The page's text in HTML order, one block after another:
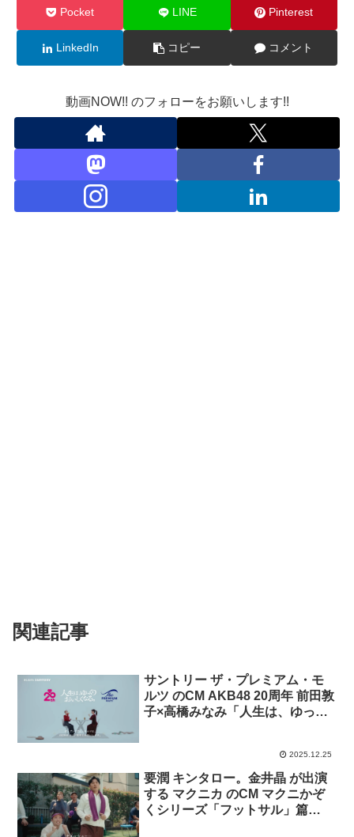
Pocket LINE Pinterest
LinkedIn コピー コメント
動画NOW!! のフォローをお願いします!!
関連記事
サントリー ザ・プレミアム・モ
ルツ のCM AKB48 20周年 前田敦
子×高橋みなみ「人生は、ゆっく
2025.12.25
要潤 キンタロー。金井晶 が出演
する マクニカ のCM マクニかぞ
くシリーズ「フットサル」篇